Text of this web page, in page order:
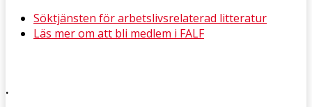
Söktjänsten för arbetslivsrelaterad litteratur
Läs mer om att bli medlem i FALF
.